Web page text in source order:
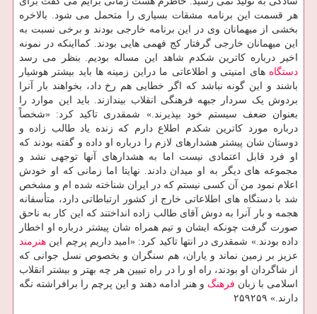
هر قسمت این برنامه مشقات بسیاری را متحمل می شود. بالاخره
بخشی از میهمانان وی در این برنامه خارجی بودند و برخی نسبت به
این میهمانان خارجی گرفتار کج فهمی هایی بودند. کمااینکه در نمونه
اخیر درباره کاترین شکدم شاهد این مساله بودیم. بنظر می رسد
دستگاه های امنیتی و اطلاعاتی ما دراین زمینه ها باید بیشتر هوشیار
باشند و این گونه نباشد که اگر خطایی هم رخ داد، بخواهند بار آنرا
بردوش یک سردار جبهه فرهنگی انقلاب بیندازند. باید این موارد را
بعنوان ضعف سیستم خود بپذیرند.» شمقدری تاکید کرد: «شخصاً
درباره مورد کاترین شکدم اطلاع دارم که زنده یاد طالب زاده و
دوستان شان پیشتر هشدارهای لازم را درباره او داده و گفته بودند که
او فرد قابل اعتمادی نیست اما به هشدارهای آنها توجهی نشد و
مجموعه های دیگر به او میدان دادند. نهایتا اما زمانی که او خودش
اعلام نمود من آن کسی نیستم که در ایران شناخته شده ام و مشخص
شد با دستگاه های اطلاعاتی خارج از کشور ارتباطاتی دارد، متأسفانه
هجمه و بار آنرا به دوش آقای طالب زاده انداختند که این کار به ناحق
صورت گرفت چونکه ایشان و تیم همراه شان پیشتر درباره او اخطار
داده بودند.» شمقدری در انتها تاکید کرد: «امید داریم پرچم این هنرمند
عزیز بر زمین نماند و یاران، هم سنگران و بخصوص نسل جوانی که
از شاگردان او بودند، راه او را در راه تبیین هر چه بهتر و بیشتر انقلاب
اسلامی با زبان فرهنگ و هنر ادامه دهند و این پرچم را برافراشته نگه
دارند.» ۲۵۹۲۵۹